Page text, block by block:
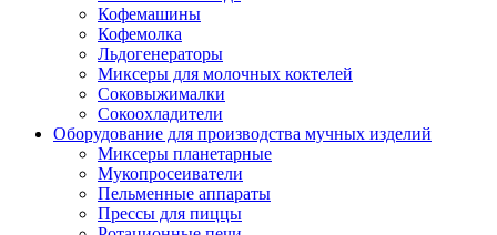
Кофемашины
Кофемолка
Льдогенераторы
Миксеры для молочных коктелей
Соковыжималки
Сокоохладители
Оборудование для производства мучных изделий
Миксеры планетарные
Мукопросеиватели
Пельменные аппараты
Прессы для пиццы